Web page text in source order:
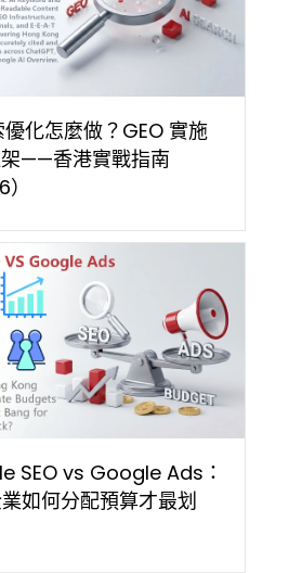
優化怎麼做？GEO 實施
——香港實戰指南
SEO vs Google Ads：
如何分配預算才最划